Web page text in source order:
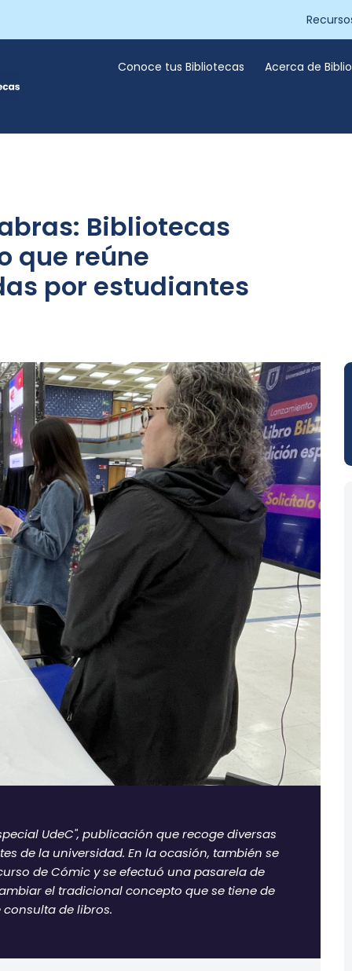
Conoce tus Bibliotecas Acerca de
Bibliotecas
que reúne
por estudiantes
UdeC", publicación que recoge diversas
de la universidad. En la ocasión, también se
de Cómic y se efectuó una pasarela de
el tradicional concepto que se tiene de
de libros.